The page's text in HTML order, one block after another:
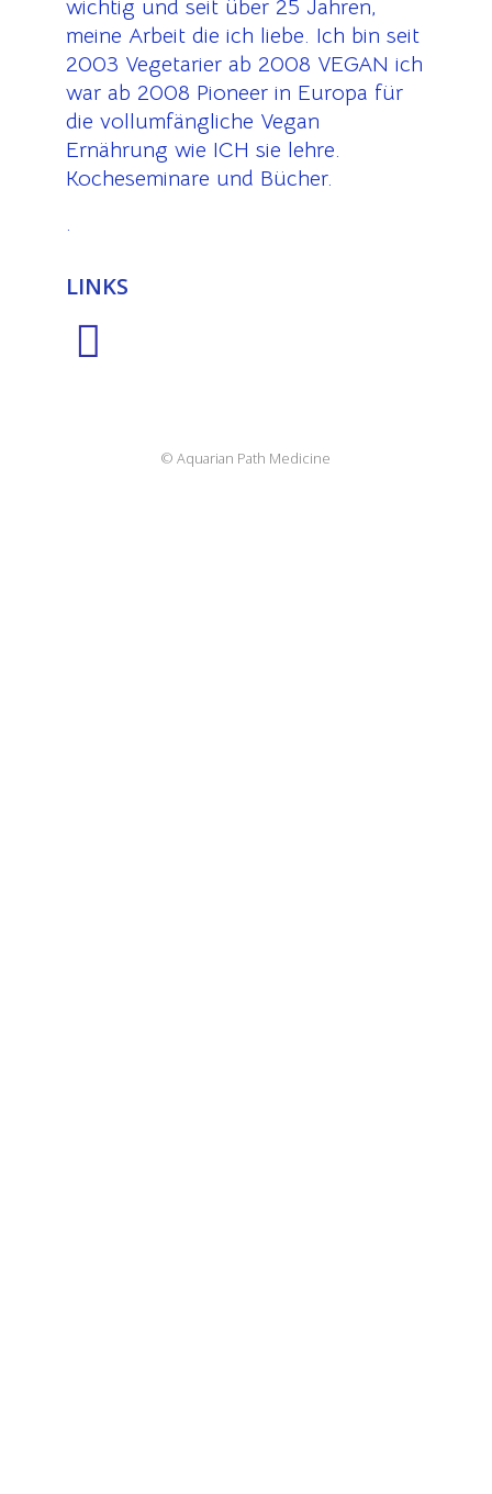
wichtig und seit über 25 Jahren,
meine Arbeit die ich liebe. Ich bin seit
2003 Vegetarier ab 2008 VEGAN ich
war ab 2008 Pioneer in Europa für
die vollumfängliche Vegan
Ernährung wie ICH sie lehre.
Kocheseminare und Bücher.
.
LINKS
© Aquarian Path Medicine